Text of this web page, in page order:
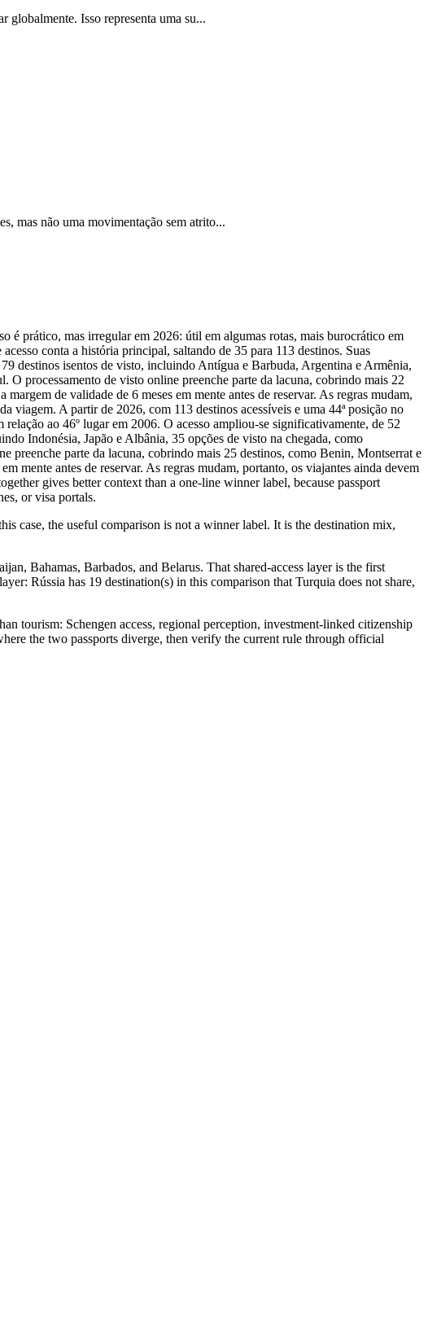
globalmente. Isso representa uma su...
mas não uma movimentação sem atrito...
é prático, mas irregular em 2026: útil em algumas rotas, mais burocrático em
conta a história principal, saltando de 35 para 113 destinos. Suas
destinos isentos de visto, incluindo Antígua e Barbuda, Argentina e Armênia,
processamento de visto online preenche parte da lacuna, cobrindo mais 22
de validade de 6 meses em mente antes de reservar. As regras mudam,
viagem. A partir de 2026, com 113 destinos acessíveis e uma 44ª posição no
ao 46º lugar em 2006. O acesso ampliou-se significativamente, de 52
Indonésia, Japão e Albânia, 35 opções de visto na chegada, como
parte da lacuna, cobrindo mais 25 destinos, como Benin, Montserrat e
mente antes de reservar. As regras mudam, portanto, os viajantes ainda devem
gives better context than a one-line winner label, because passport
or visa portals.
case, the useful comparison is not a winner label. It is the destination mix,
Bahamas, Barbados, and Belarus. That shared-access layer is the first
Rússia has 19 destination(s) in this comparison that Turquia does not share,
tourism: Schengen access, regional perception, investment-linked citizenship
the two passports diverge, then verify the current rule through official